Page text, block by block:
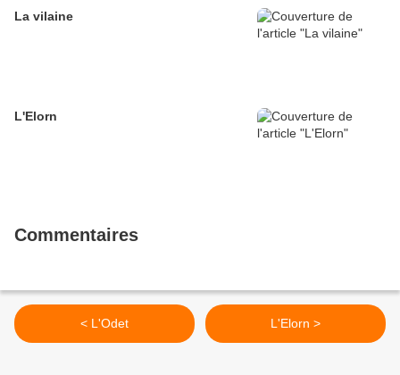
La vilaine
L'Elorn
Commentaires
< L'Odet L'Elorn >